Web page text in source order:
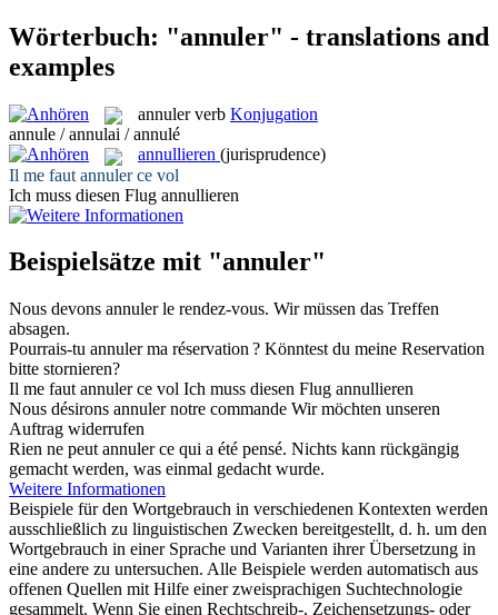
Wörterbuch: "annuler" - translations and
examples
annuler verb Konjugation
annule / annulai / annulé
annullieren (jurisprudence)
Il me faut annulerce vol
Ich muss diesen Flug annullieren
Beispielsätze mit "annuler"
Nous devons annulerle rendez-vous. Wir müssen das Treffen
absagen.
Pourrais-tu annulerma réservation ? Könntest du meine Reservation
bitte stornieren?
Il me faut annulerce vol Ich muss diesen Flug annullieren
Nous désirons annulernotre commande Wir möchten unseren
Auftrag widerrufen
Rien ne peut annulerce qui a été pensé. Nichts kann rückgängig
gemacht werden, was einmal gedacht wurde.
Weitere Informationen
Beispiele für den Wortgebrauch in verschiedenen Kontexten werden
ausschließlich zu linguistischen Zwecken bereitgestellt, d. h. um den
Wortgebrauch in einer Sprache und Varianten ihrer Übersetzung in
eine andere zu untersuchen. Alle Beispiele werden automatisch aus
offenen Quellen mit Hilfe einer zweisprachigen Suchtechnologie
gesammelt. Wenn Sie einen Rechtschreib-, Zeichensetzungs- oder